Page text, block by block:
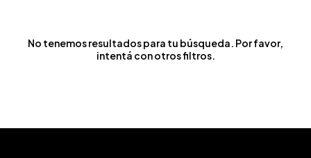
No tenemos resultados para tu búsqueda. Por favor,
intentá con otros filtros.